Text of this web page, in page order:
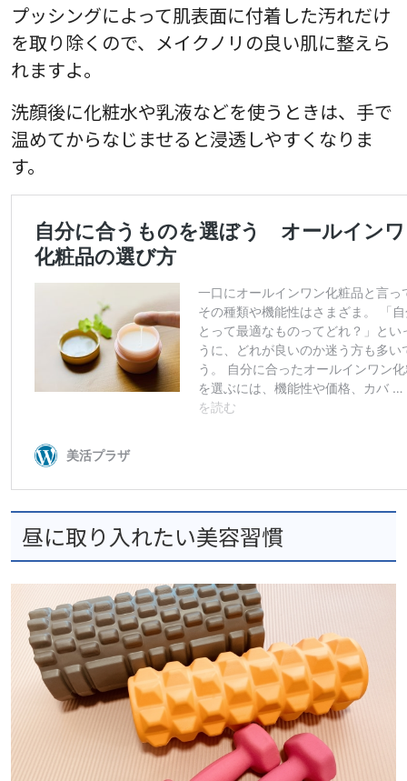
プッシングによって肌表面に付着した汚れだけ
を取り除くので、メイクノリの良い肌に整えら
れますよ。
洗顔後に化粧水や乳液などを使うときは、手で
温めてからなじませると浸透しやすくなりま
す。
昼に取り入れたい美容習慣